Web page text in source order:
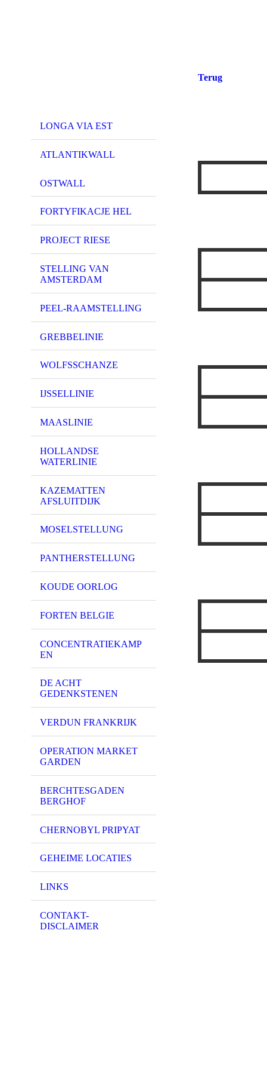
LONGA VIA EST
ATLANTIKWALL
OSTWALL
FORTYFIKACJE HEL
PROJECT RIESE
STELLING VAN
AMSTERDAM
PEEL-RAAMSTELLING
GREBBELINIE
WOLFSSCHANZE
IJSSELLINIE
MAASLINIE
HOLLANDSE
WATERLINIE
KAZEMATTEN
AFSLUITDIJK
MOSELSTELLUNG
PANTHERSTELLUNG
KOUDE OORLOG
FORTEN BELGIE
CONCENTRATIEKAMP
EN
DE ACHT
GEDENKSTENEN
VERDUN FRANKRIJK
OPERATION MARKET
GARDEN
BERCHTESGADEN
BERGHOF
CHERNOBYL PRIPYAT
GEHEIME LOCATIES
LINKS
CONTAKT-
DISCLAIMER
Terug